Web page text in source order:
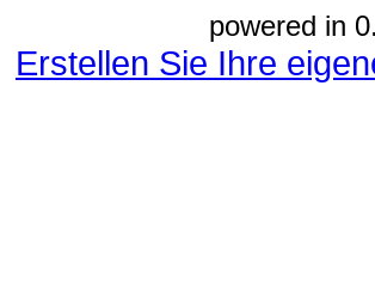
powered in
Erstellen Sie Ihre